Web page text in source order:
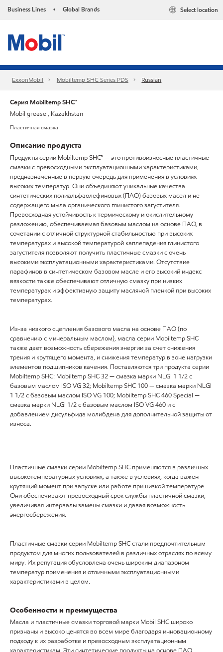
Business Lines • Global Brands Select location
ExxonMobil Mobiltemp SHC Series PDS Russian
Серия Mobiltemp SHC™
Mobil grease , Kazakhstan
Пластичная смазка
Описание продукта
Продукты серии Mobiltemp SHC™ — это противоизносные пластичные
смазки с превосходными эксплуатационными характеристиками,
предназначенные в первую очередь для применения в условиях
высоких температур. Они объединяют уникальные качества
синтетических полиальфаолефиновых (ПАО) базовых масел и не
содержащего мыла органического глинистого загустителя.
Превосходная устойчивость к термическому и окислительному
разложению, обеспечиваемая базовым маслом на основе ПАО, в
сочетании с отличной структурной стабильностью при высоких
температурах и высокой температурой каплепадения глинистого
загустителя позволяют получить пластичные смазки с очень
высокими эксплуатационными характеристиками. Отсутствие
парафинов в синтетическом базовом масле и его высокий индекс
вязкости также обеспечивают отличную смазку при низких
температурах и эффективную защиту масляной пленкой при высоких
температурах.
Из-за низкого сцепления базового масла на основе ПАО (по
сравнению с минеральным маслом), масла серии Mobiltemp SHC
также дает возможность сбережения энергии за счет снижения
трения и крутящего момента, и снижения температур в зоне нагрузки
элементов подшипников качения. Поставляются три продукта серии
Mobiltemp SHC: Mobiltemp SHC 32 — смазка марки NLGI 1 1/2 с
базовым маслом ISO VG 32; Mobiltemp SHC 100 — смазка марки NLGI
1 1/2 с базовым маслом ISO VG 100; Mobiltemp SHC 460 Special —
смазка марки NLGI 1/2 с базовым маслом ISO VG 460 и с
добавлением дисульфида молибдена для дополнительной защиты от
износа.
Пластичные смазки серии Mobiltemp SHC применяются в различных
высокотемпературных условиях, а также в условиях, когда важен
крутящий момент при запуске или работе при низкой температуре.
Они обеспечивают превосходный срок службы пластичной смазки,
увеличивая интервалы замены смазки и давая возможность
энергосбережения.
Пластичные смазки серии Mobiltemp SHC стали предпочтительным
продуктом для многих пользователей в различных отраслях по всему
миру. Их репутация обусловлена очень широким диапазоном
температур применения и отличными эксплуатационными
характеристиками в целом.
Особенности и преимущества
Масла и пластичные смазки торговой марки Mobil SHC широко
признаны и высоко ценятся во всем мире благодаря инновационному
подходу к их разработке и превосходным эксплуатационным